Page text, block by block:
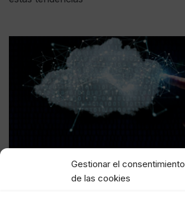
Gestionar el consentimiento
de las cookies